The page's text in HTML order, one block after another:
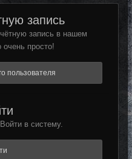
запись
запись в нашем
просто!
пользователя
в систему.